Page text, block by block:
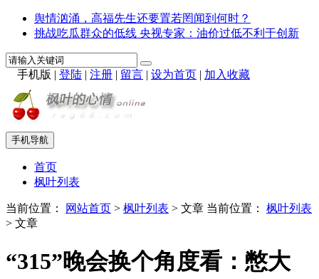
舆情汹涌，高福先生还要置若罔闻到何时？
挑战吃瓜群众的低线 央视专家：油价过低不利于创新
手机版 | 登陆 | 注册 | 留言 | 设为首页 | 加入收藏
手机导航
首页
枫叶列表
当前位置： 网站首页 > 枫叶列表 > 文章 当前位置： 枫叶列表
> 文章
“315”晚会换个角度看：憋大